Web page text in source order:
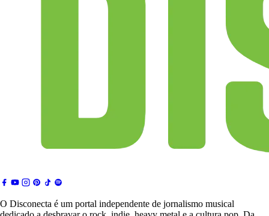
O Disconecta é um portal independente de jornalismo musical